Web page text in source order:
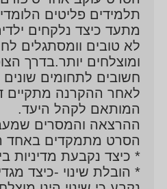
פרס שמוענק מידי שנה לאדם
הערכים והמצוינות בעולם
פניה של האנושות.
בימים אלו מקימה מיזם
של אנשים מובילים מתחום
וקרנות מחו"ל במטרה להעניק
יוזמות חינוך ולהביא לקידומם
הנמצאים בפריפריה החברתית
ישראל. המיזם יפעל בשיתוף
ורשויות מקומיות. לצד פיתוח
תלמידים פליטים
מתעד כיצד נלקחים
לא טובים וומסתגלים
ומוצלחים יותר.בדרך
חשובים לתחומים שונים
לאחר ההקרנה מתקיים
המותאם לקהל היעד.
ההרצאה והמסרים
הסרט מתמקדים באחד
* כיצד נקבעת מדיניות
* הובלת שינוי -כיצד